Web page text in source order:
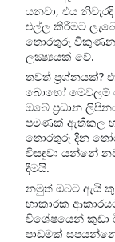
යනවා, එය
එල්ල කිරීමට
තොරතුරු විකුණන
ලක්‍ෂ්‍යයක් වේ.
තවත් ප්‍රශ්නයක්?
බොහෝ මෙවලම්
ඔබේ ප්‍රධාන
පමණක් ඇතිකල
තොරතුරු දින
විසඳුවා යන්නේ
දීමයි.
නමුත් ඔබට ඇයි
හාකාරක
විශේෂයෙන් කුඩා
පාඩමක්